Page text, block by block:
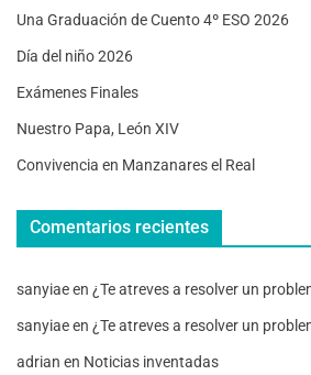
Una Graduación de Cuento 4º ESO 2026
Día del niño 2026
Exámenes Finales
Nuestro Papa, León XIV
Convivencia en Manzanares el Real
Comentarios recientes
sanyiaeen ¿Te atreves a resolver un
sanyiaeen ¿Te atreves a resolver un
adrian en Noticias inventadas